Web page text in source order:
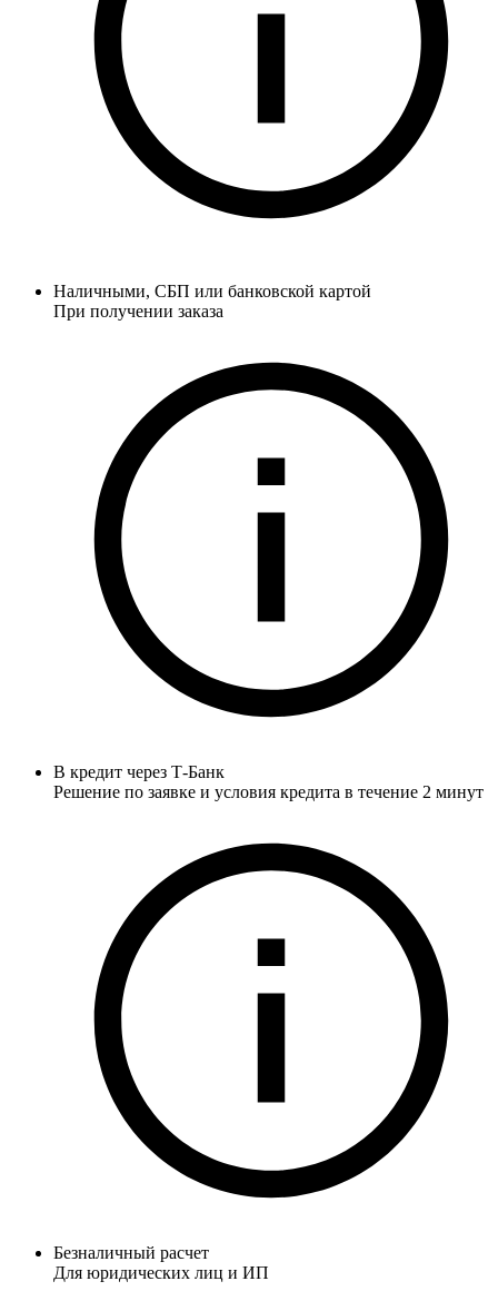
Наличными, СБП или банковской картой
При получении заказа
В кредит через Т-Банк
Решение по заявке и условия кредита в течение 2 минут
Безналичный расчет
Для юридических лиц и ИП